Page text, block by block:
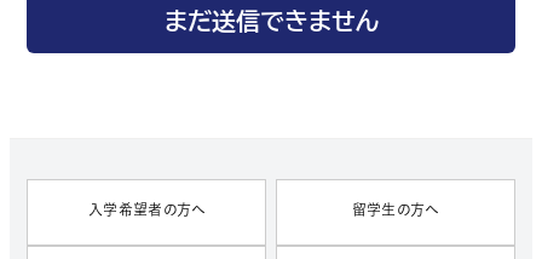
入学希望者の方へ 留学生の方へ